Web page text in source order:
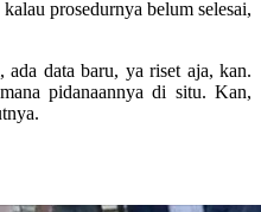
prosedurnya belum selesai,
ada data baru, ya riset aja, kan.
pidanaannya di situ. Kan,